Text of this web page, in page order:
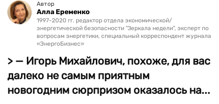
Автор
Алла Еременко
1997-2020 гг. редактор отдела экономической/
энергетической безопасности "Зеркала недели", эксперт по
вопросам энергетики, специальный корреспондент журнала
«ЭнергоБизнес»
> — Игорь Михайлович, похоже, для вас
далеко не самым приятным
новогодним сюрпризом оказалось на...